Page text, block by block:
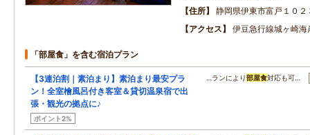
住所
静岡県伊東市富戸１０２
アクセス
伊豆急行線城ヶ崎
「部屋食」を含む宿泊プラン
【3連泊割｜素泊まり】素泊まり最安プラ
ン！全室檜風呂付き客室＆貸切温泉宿で出
張・観光の拠点に♪
ポイント2%
…ランにより部屋食対応も可…